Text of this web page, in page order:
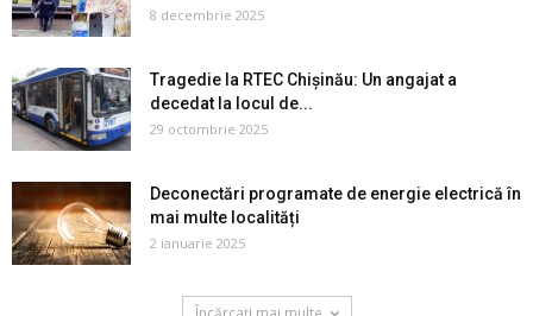
8 decembrie 2025
Tragedie la RTEC Chișinău: Un angajat a
decedat la locul de...
29 octombrie 2025
Deconectări programate de energie electrică în
mai multe localități
2 ianuarie 2025